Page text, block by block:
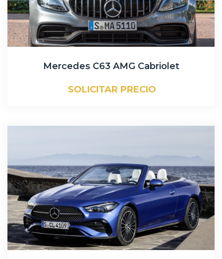
Mercedes C63 AMG Cabriolet
SOLICITAR PRECIO